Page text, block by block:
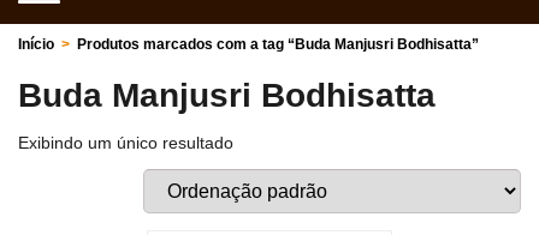
Início > Produtos marcados com a tag “Buda Manjusri Bodhisatta”
Buda Manjusri Bodhisatta
Exibindo um único resultado